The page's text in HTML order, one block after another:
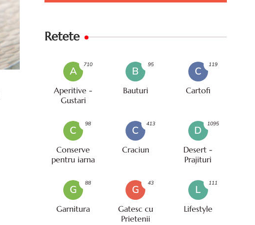
Retete
A
Aperitive -
Gustari
710
B
Bauturi
95
C
Cartofi
119
C
Conserve
pentru iarna
98
C
Craciun
413
D
Desert -
Prajituri
1095
G
Garnitura
88
G
Gatesc cu
Prietenii
43
L
Lifestyle
111